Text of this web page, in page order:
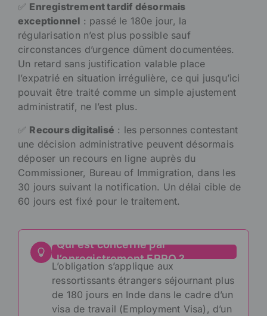
✅ Enregistrement tardif désormais
exceptionnel : passé le 180e jour, la
régularisation n’est plus possible sauf
circonstances d’urgence dûment documentées.
Un retard sans justification valable place
l’expatrié en situation irrégulière, ce qui jusqu’ici
pouvait être traité comme un simple ajustement
administratif, ne l’est plus.
✅ Recours digitalisé : les personnes contestant
une décision administrative peuvent désormais
déposer un recours en ligne auprès du
Commissioner, Bureau of Immigration, dans les
30 jours suivant la notification. Un délai cible de
60 jours est fixé pour le traitement.
Qui est concerné par
l’enregistrement FRRO ?
L’obligation s’applique aux
ressortissants étrangers séjournant plus
de 180 jours en Inde dans le cadre d’un
visa de travail (Employment Visa), d’un